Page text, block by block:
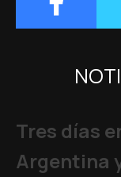
Tres días
Argentina